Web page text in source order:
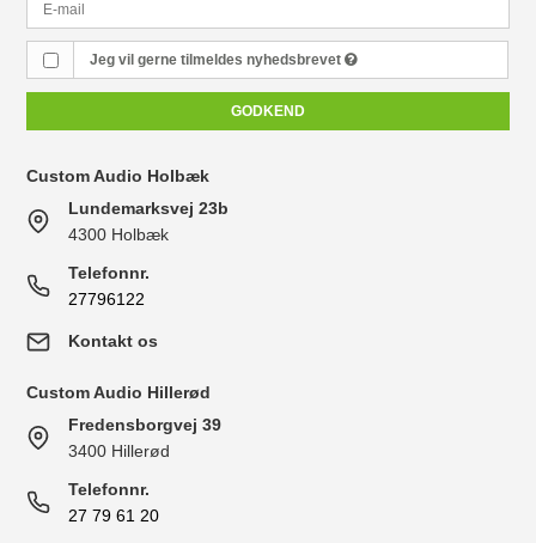
Jeg vil gerne tilmeldes nyhedsbrevet
GODKEND
Custom Audio Holbæk
Lundemarksvej 23b
4300 Holbæk
Telefonnr.
27796122
Kontakt os
Custom Audio Hillerød
Fredensborgvej 39
3400 Hillerød
Telefonnr.
27 79 61 20